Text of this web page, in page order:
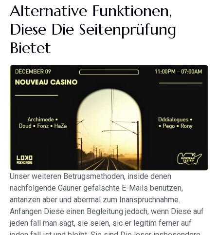
Alternative Funktionen,
Diese Die Seitenprüfung
Bietet
Unser weiteren Betrugsmethoden, inside denen
nachfolgende Gauner gefälschte E-Mails benützen,
antanzen aber und abermal zum Inanspruchnahme.
Anfangen Diese einen Begleitung jedoch, wenn Diese auf
jeden fall man sagt, sie seien, sic er legitim ferner auf